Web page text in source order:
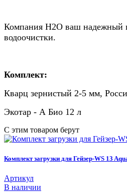
Компания Н2О ваш надежный
водоочистки.
Комплект:
Кварц зернистый 2-5 мм,
Экотар - А Био 12 л
С этим товаром берут
Комплект загрузки для Гейзер-WS 13
Артикул
В наличии